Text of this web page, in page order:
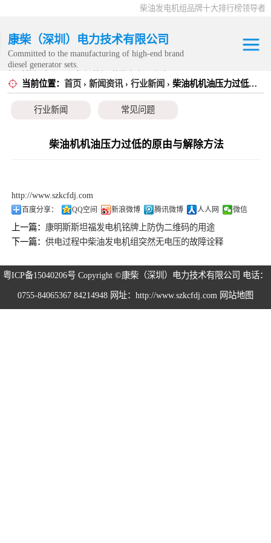
柴油发电机组品牌十大排行榜领导者
康柴（深圳）电力技术有限公司
Committed to the manufacturing of high-end brand
diesel generator sets.
务范围内。
当前位置： 首页 › 新闻资讯› 行业新闻 › 柴油机机油压力过低的原由与解除方法
行业新闻 常见问题
柴油机机油压力过低的原由与解除方法
http://www.szkcfdj.com
百度分享： QQ空间 新浪微博 腾讯微博 人人网 微信
上一篇： 康明斯斯坦福发电机铭牌上防伪二维码的用途
下一篇：供电过程中柴油发电机组突然无电压的故障诠释
粤ICP备15040206号 Copyright ©康柴（深圳）电力技术有限公司 电话：
0755-84065367 84214948 网址：http://www.szkcfdj.com 网站地图
康明斯发电机组
静音发电机组
移动发电机组
发电机租赁
CPG原厂整机